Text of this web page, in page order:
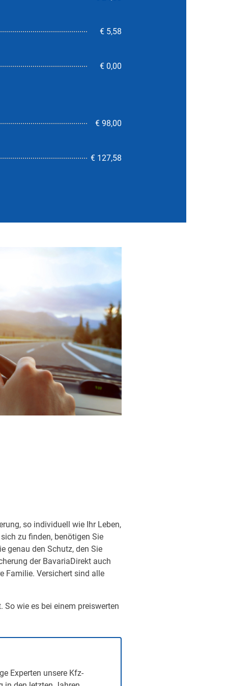
€ 5,58
€ 0,00
€ 98,00
€ 127,58
so individuell wie Ihr Leben,
zu finden, benötigen Sie
genau den Schutz, den Sie
der BavariaDirekt auch
Familie. Versichert sind alle
So wie es bei einem preiswerten
Experten unsere Kfz-